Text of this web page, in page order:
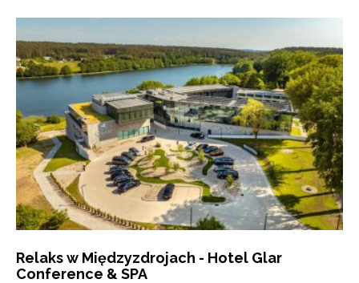
Relaks w Międzyzdrojach - Hotel Glar
Conference & SPA